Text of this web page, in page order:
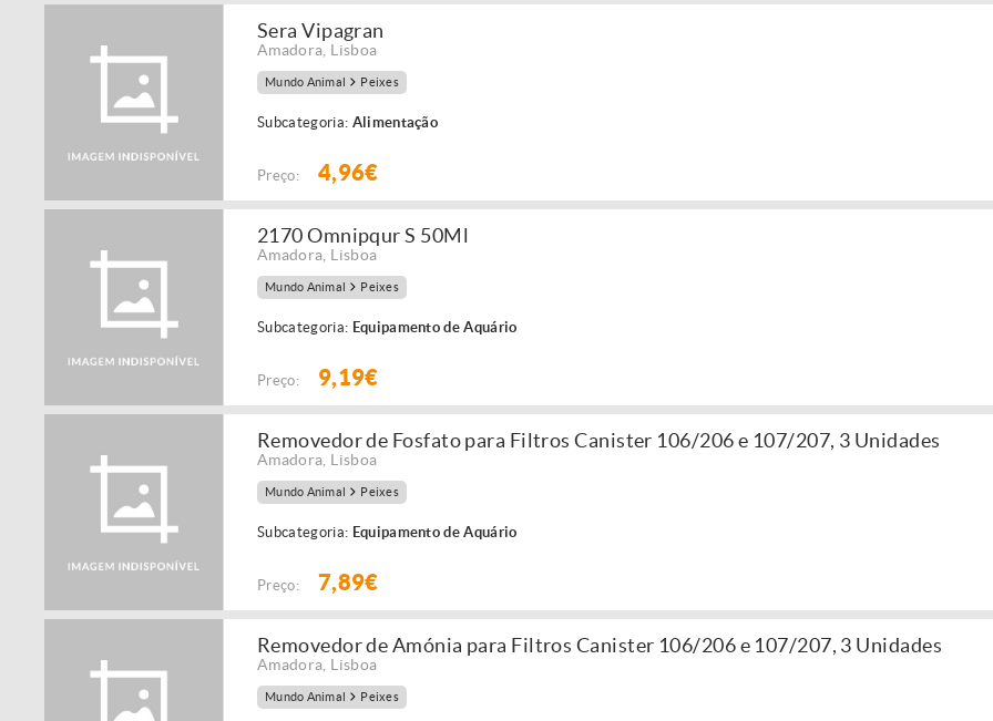
Sera Vipagran
Amadora Lisboa
Mundo Animal Peixes
Subcategoria: Alimentação
Preço: 4,96€
2170 Omnipqur S 50Ml
Amadora Lisboa
Mundo Animal Peixes
Subcategoria: Equipamento de Aquário
Preço: 9,19€
Removedor de Fosfato para Filtros Canister 106/206 e 107/207, 3 Unidades
Amadora Lisboa
Mundo Animal Peixes
Subcategoria: Equipamento de Aquário
Preço: 7,89€
Removedor de Amónia para Filtros Canister 106/206 e 107/207, 3 Unidades
Amadora Lisboa
Mundo Animal Peixes